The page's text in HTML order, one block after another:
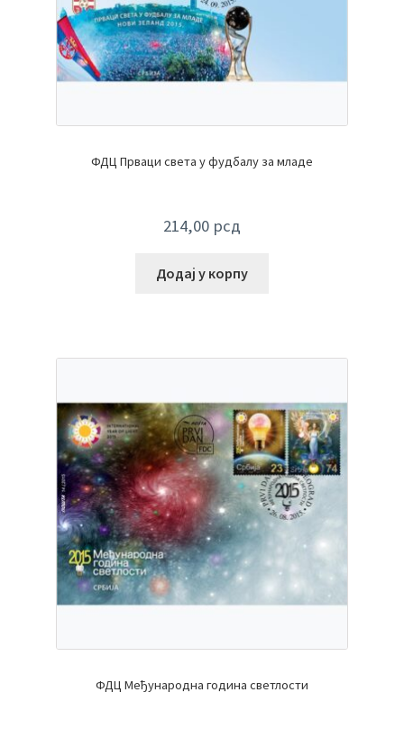
ФДЦ Прваци света у фудбалу за младе
214,00 рсд
Додај у корпу
ФДЦ Међународна година светлости